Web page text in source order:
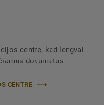
centre, kad lengvai
dokumetus
CENTRE